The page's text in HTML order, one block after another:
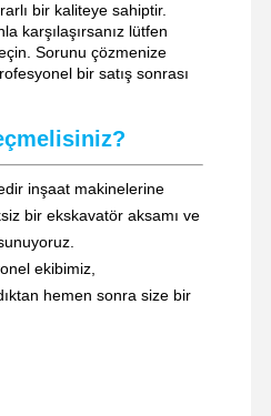
bir kaliteye sahiptir.
karşılaşırsanız lütfen
Sorunu çözmenize
bir satış sonrası
inşaat makinelerine
bir ekskavatör aksamı ve
ekibimiz,
hemen sonra size bir